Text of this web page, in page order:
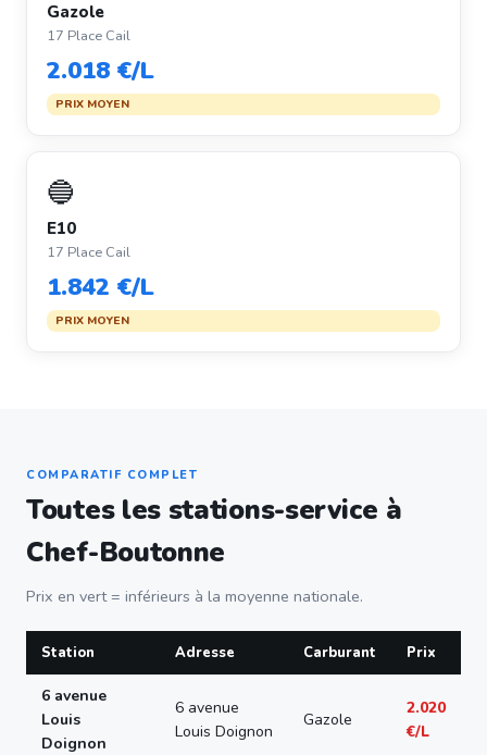
Gazole
17 Place Cail
2.018 €/L
PRIX MOYEN
🔵
E10
17 Place Cail
1.842 €/L
PRIX MOYEN
COMPARATIF COMPLET
Toutes les stations-service à
Chef-Boutonne
Prix en vert = inférieurs à la moyenne nationale.
Station Adresse Carburant Prix
6 avenue
Louis
Doignon
6 avenue
Louis Doignon
Gazole
2.020
€/L